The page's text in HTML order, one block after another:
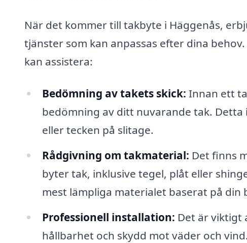
När det kommer till takbyte i Häggenås,
tjänster som kan anpassas efter dina
kan assistera:
Bedömning av takets skick: Innan ett
bedömning av ditt nuvarande tak.
eller tecken på slitage.
Rådgivning om takmaterial: Det finns
byter tak, inklusive tegel, plåt eller
mest lämpliga materialet baserat på din
Professionell installation: Det är viktigt
hållbarhet och skydd mot väder och